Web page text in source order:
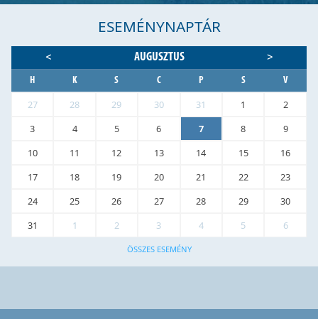
ESEMÉNYNAPTÁR
< AUGUSZTUS >
H K S C P S V
27 28 29 30 31 1
2
3
4 5 6 7 8
9
10
11 12 13 14 15
16
17
18 19 20 21 22
23
24
25 26 27 28 29
30
31
1 2 3 4 5 6
ÖSSZES ESEMÉNY